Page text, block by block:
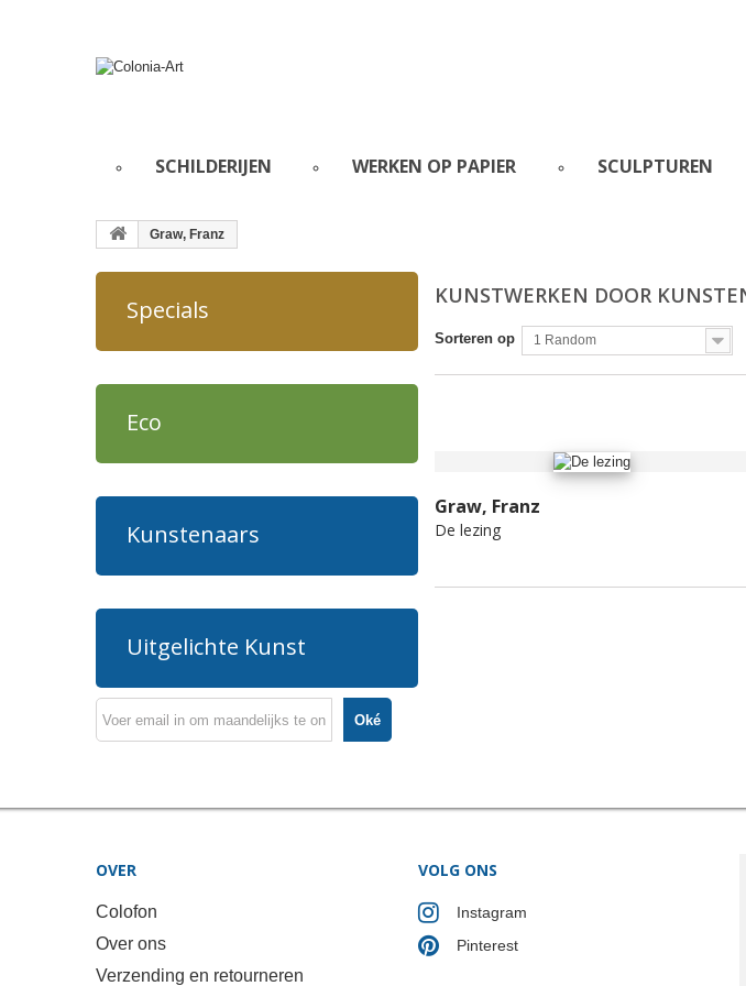
SCHILDERIJEN WERKEN OP PAPIER SCULPTUREN
Graw, Franz
Specials
Eco
Kunstenaars
Uitgelichte Kunst
Oké
KUNSTWERKEN DOOR
Sorteren op 1 Random
Graw, Franz
De lezing
OVER
Colofon
Over ons
Verzending en retourneren
VOLG ONS
Instagram
Pinterest